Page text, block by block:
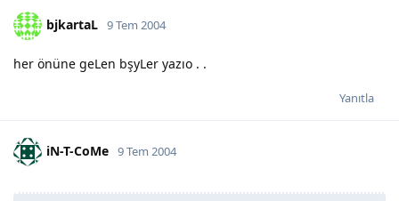
bjkartaL 9 Tem 2004
her önüne geLen bşyLer yazıo . .
Yanıtla
iN-T-CoMe 9 Tem 2004